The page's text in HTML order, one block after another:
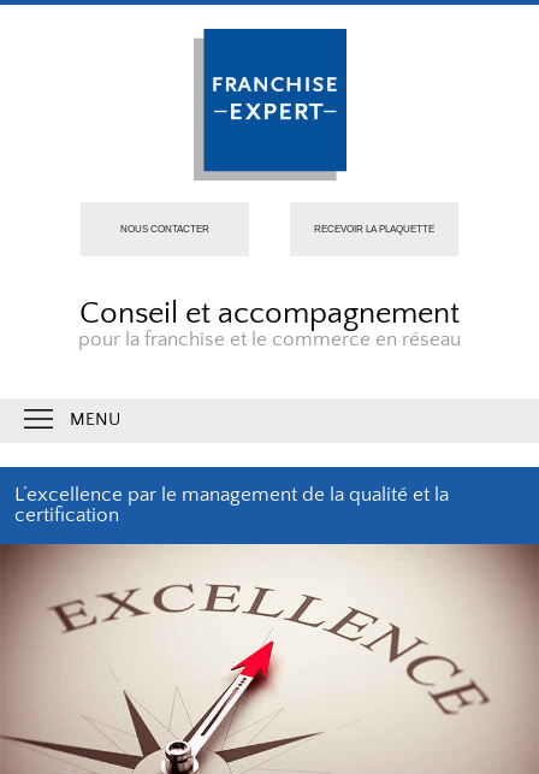
NOUS CONTACTER RECEVOIR LA PLAQUETTE
Conseil et accompagnement
pour la franchise et le commerce en réseau
MENU
L’excellence par le management de la qualité et la
certification